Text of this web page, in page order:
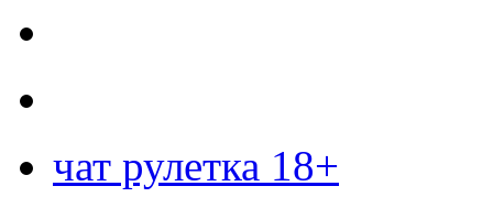
чат рулетка 18+